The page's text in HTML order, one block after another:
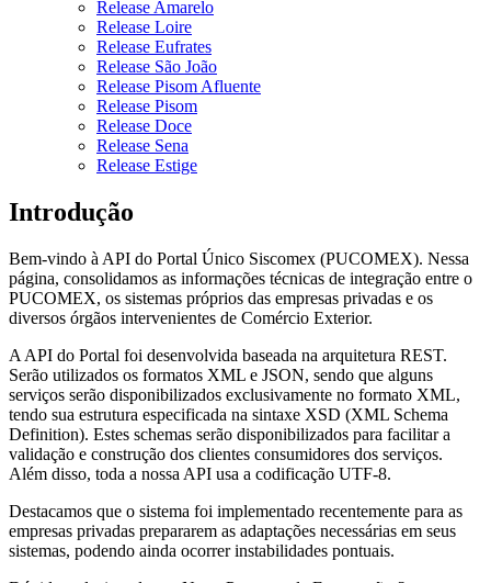
Release Amarelo
Release Loire
Release Eufrates
Release São João
Release Pisom Afluente
Release Pisom
Release Doce
Release Sena
Release Estige
Introdução
Bem-vindo à API do Portal Único Siscomex (PUCOMEX). Nessa
página, consolidamos as informações técnicas de integração entre o
PUCOMEX, os sistemas próprios das empresas privadas e os
diversos órgãos intervenientes de Comércio Exterior.
A API do Portal foi desenvolvida baseada na arquitetura REST.
Serão utilizados os formatos XML e JSON, sendo que alguns
serviços serão disponibilizados exclusivamente no formato XML,
tendo sua estrutura especificada na sintaxe XSD (XML Schema
Definition). Estes schemas serão disponibilizados para facilitar a
validação e construção dos clientes consumidores dos serviços.
Além disso, toda a nossa API usa a codificação UTF-8.
Destacamos que o sistema foi implementado recentemente para as
empresas privadas prepararem as adaptações necessárias em seus
sistemas, podendo ainda ocorrer instabilidades pontuais.